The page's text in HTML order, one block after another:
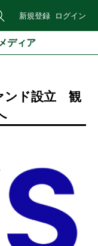
新規登録 ログイン
ディア
ンド設立 観